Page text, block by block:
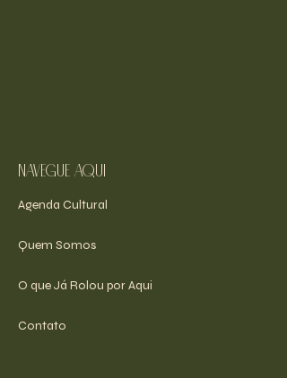
navegue aqui
Agenda Cultural
Quem Somos
O que Já Rolou por Aqui
Contato